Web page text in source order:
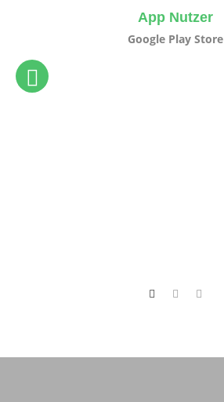
App Nutzer
Google Play Store